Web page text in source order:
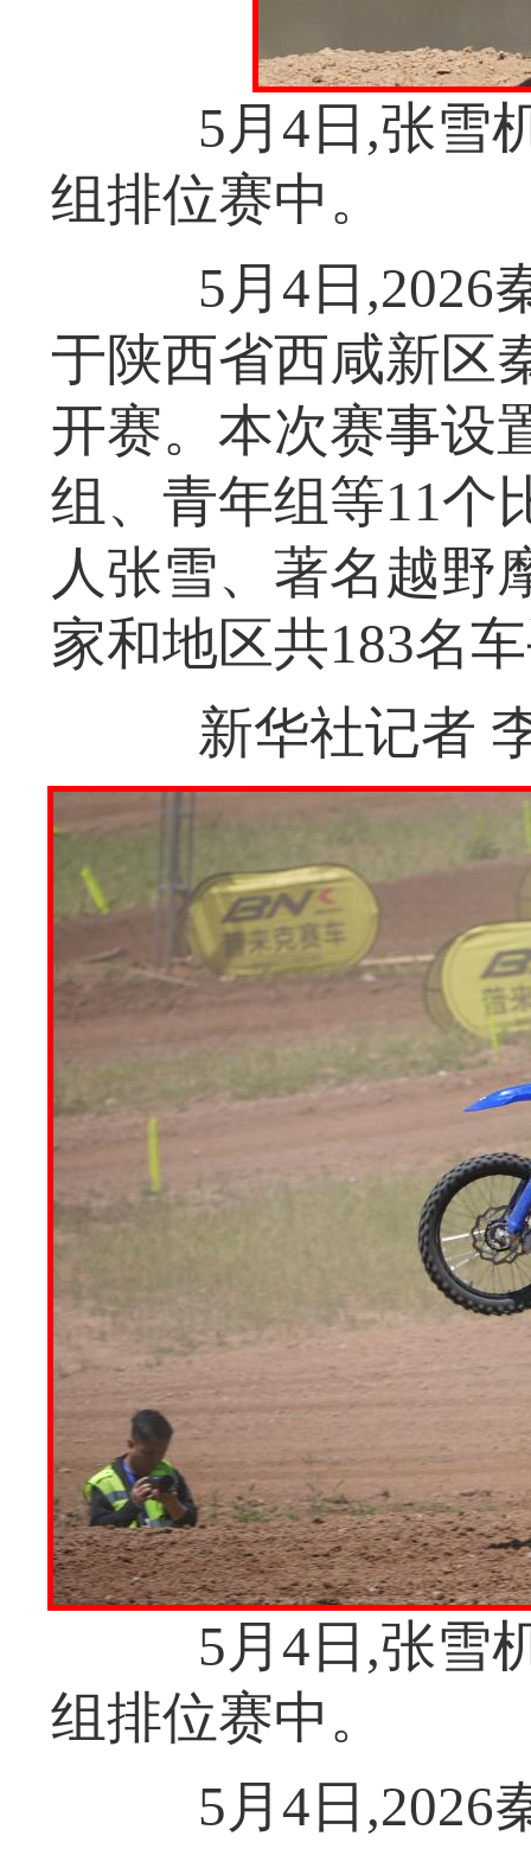
5月4日,张雪机
组排位赛中。
5月4日,2026秦
于陕西省西咸新区
开赛。本次赛事设
组、青年组等11个
人张雪、著名越野
家和地区共183名
新华社记者
5月4日,张雪机
组排位赛中。
5月4日,2026秦